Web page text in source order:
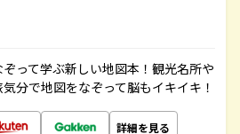
って学ぶ新しい地図本！観光名所や
分で地図をなぞって脳もイキイキ！
詳細を見る